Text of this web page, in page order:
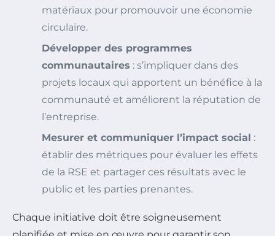
matériaux pour promouvoir une économie
circulaire.
Développer des programmes
communautaires : s’impliquer dans des
projets locaux qui apportent un bénéfice à la
communauté et améliorent la réputation de
l’entreprise.
Mesurer et communiquer l’impact social :
établir des métriques pour évaluer les effets
de la RSE et partager ces résultats avec le
public et les parties prenantes.
Chaque initiative doit être soigneusement